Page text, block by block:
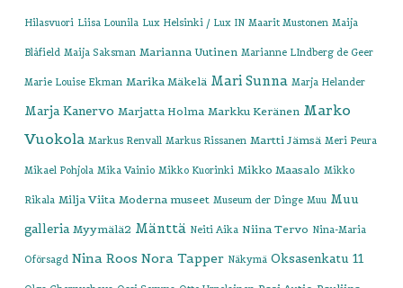
Hilasvuori Liisa Lounila Lux Helsinki / Lux IN Maarit Mustonen Maija
Blåfield Maija Saksman Marianna Uutinen Marianne LIndberg de Geer
Marie Louise Ekman Marika Mäkelä Mari Sunna Marja Helander
Marja Kanervo Marjatta Holma Markku Keränen Marko
Vuokola Markus Renvall Markus Rissanen Martti Jämsä Meri Peura
Mikael Pohjola Mika Vainio Mikko Kuorinki Mikko Maasalo Mikko
Rikala Milja Viita Moderna museet Museum der Dinge Muu Muu
galleria Myymälä2 Mänttä Neiti Aika Niina Tervo Nina-Maria
Oförsagd Nina Roos Nora Tapper Näkymä Oksasenkatu 11